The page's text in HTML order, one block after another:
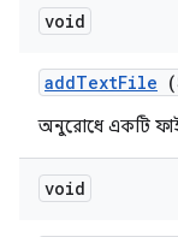
void
addTextFile
অনুরোধে একটি
void